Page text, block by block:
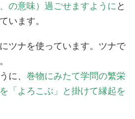
の意味）過ごせますように と
います。
ツナを使っています。ツナで
に、 巻物にみたて学問の繁栄
「よろこぶ」と掛けて縁起を